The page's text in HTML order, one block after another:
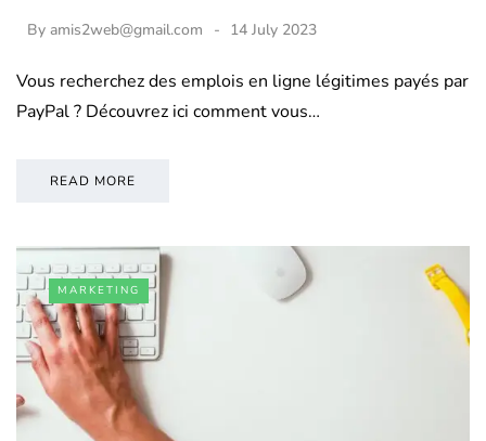
By amis2web@gmail.com 14 July 2023
Vous recherchez des emplois en ligne légitimes payés par
PayPal ? Découvrez ici comment vous…
READ MORE
MARKETING